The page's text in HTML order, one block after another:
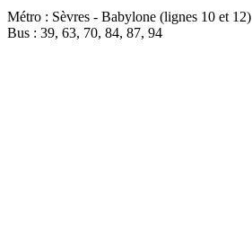
Métro : Sèvres - Babylone (lignes 10 et 12)
Bus : 39, 63, 70, 84, 87, 94